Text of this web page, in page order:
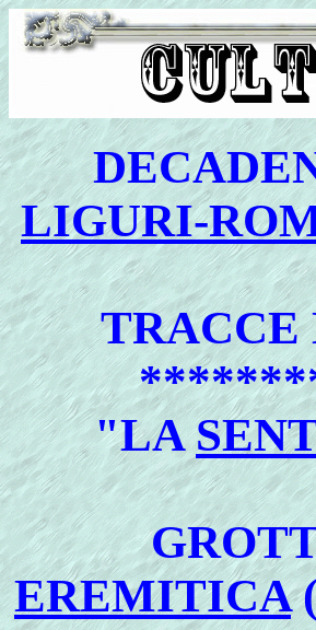
LIGURI-
TRACCE
"LA
EREMITICA